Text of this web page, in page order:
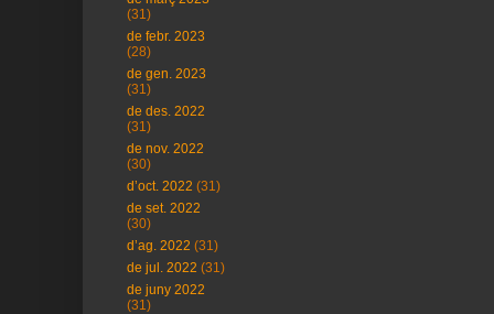
(31)
de febr. 2023
(28)
de gen. 2023
(31)
de des. 2022
(31)
de nov. 2022
(30)
d’oct. 2022 (31)
de set. 2022
(30)
d’ag. 2022 (31)
de jul. 2022 (31)
de juny 2022
(31)